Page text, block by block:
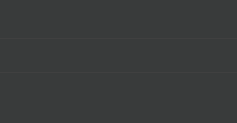
Privacy Policy
o ochronie danych Zehnder